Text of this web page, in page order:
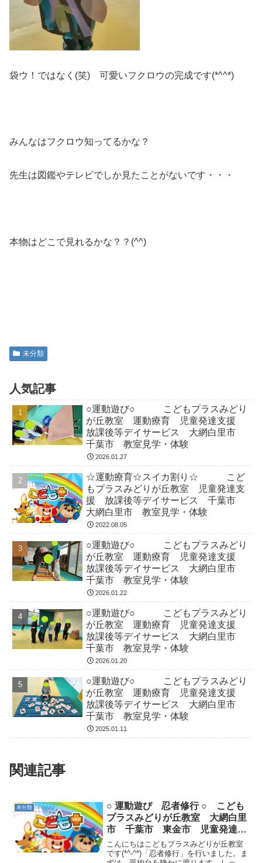
袋ウ！ではなく(笑) 可愛いフクロウの完成です(*^^*)
みんなはフクロウ知ってるかな？
先生は図鑑やテレビでしか見たことがないです・・・
本物はどこで見れるかな？？(^^)
未分類
人気記事
○運動遊び○ こどもプラスみどり
が丘教室 運動療育 児童発達支援
放課後等デイサービス 大網白里市
千葉市 教室見学・体験
2026.01.27
☆運動療育☆スイカ割り☆ こど
もプラスみどりが丘教室 児童発達支
援 放課後等デイサービス 千葉市
大網白里市 教室見学・体験
2022.08.05
○運動遊び○ こどもプラスみどり
が丘教室 運動療育 児童発達支援
放課後等デイサービス 大網白里市
千葉市 教室見学・体験
2026.01.22
○運動遊び○ こどもプラスみどり
が丘教室 運動療育 児童発達支援
放課後等デイサービス 大網白里市
千葉市 教室見学・体験
2026.01.20
○運動遊び○ こどもプラスみどり
が丘教室 運動療育 児童発達支援
放課後等デイサービス 大網白里市
千葉市 教室見学・体験
2025.01.11
関連記事
未分類
○ 運動遊び 忍者修行 ○ こども
プラスみどりが丘教室 大網白里
市 千葉市 東金市 児童発達支
援 放課後デイサービス
こんにちはこどもプラスみどりが丘教室
です(*^-^*)「忍者修行」を行いました。ま